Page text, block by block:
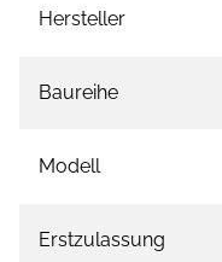
Hersteller
Baureihe
Modell
Erstzulassung